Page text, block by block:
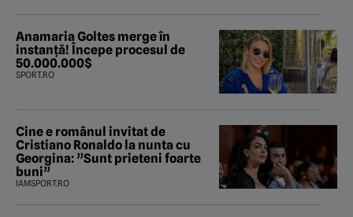
Anamaria Goltes merge în
instanță! Începe procesul de
50.000.000$
SPORT.RO
Cine e românul invitat de
Cristiano Ronaldo la nunta cu
Georgina: ”Sunt prieteni foarte
buni”
IAMSPORT.RO